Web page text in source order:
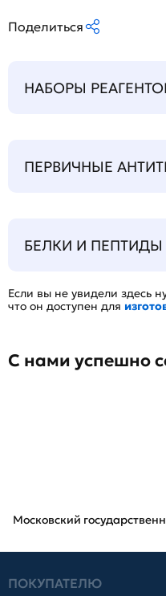
Поделиться
НАБОРЫ
ПЕРВИЧНЫЕ
БЕЛКИ И ПЕПТИДЫ
Если вы не увидели здесь
что он доступен для
С нами успешно
Московский
ПОКУПАТЕЛЮ